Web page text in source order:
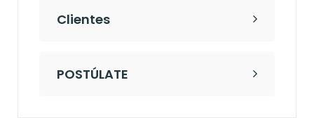
Clientes
POSTÚLATE